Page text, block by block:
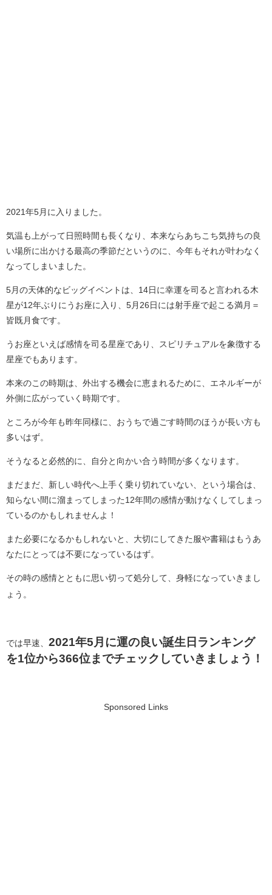
2021年5月に入りました。
気温も上がって日照時間も長くなり、本来ならあちこち気持ちの良
い場所に出かける最高の季節だというのに、今年もそれが叶わなく
なってしまいました。
5月の天体的なビッグイベントは、14日に幸運を司ると言われる木
星が12年ぶりにうお座に入り、5月26日には射手座で起こる満月＝
皆既月食です。
うお座といえば感情を司る星座であり、スピリチュアルを象徴する
星座でもあります。
本来のこの時期は、外出する機会に恵まれるために、エネルギーが
外側に広がっていく時期です。
ところが今年も昨年同様に、おうちで過ごす時間のほうが長い方も
多いはず。
そうなると必然的に、自分と向かい合う時間が多くなります。
まだまだ、新しい時代へ上手く乗り切れていない、という場合は、
知らない間に溜まってしまった12年間の感情が動けなくしてしまっ
ているのかもしれませんよ！
また必要になるかもしれないと、大切にしてきた服や書籍はもうあ
なたにとっては不要になっているはず。
その時の感情とともに思い切って処分して、身軽になっていきまし
ょう。
では早速、 2021年5月に運の良い誕生日ランキング
を1位から366位までチェックしていきましょう！
Sponsored Links